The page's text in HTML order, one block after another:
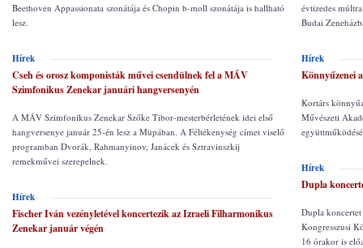
Beethoven Appassionata szonátája és Chopin b-moll szonátája is hallható
lesz.
Hírek
Cseh és orosz komponisták művei csendülnek fel a MÁV
Szimfonikus Zenekar januári hangversenyén
A MÁV Szimfonikus Zenekar Szőke Tibor-mesterbérletének idei első
hangversenye január 25-én lesz a Müpában. A Féltékenység címet viselő
programban Dvorák, Rahmanyinov, Janácek és Sztravinszkij
remekművei szerepelnek.
Hírek
Fischer Iván vezényletével koncertezik az Izraeli Filharmonikus
Zenekar január végén
évtizedes
Budai
Hírek
Könnyűzenei
Kortárs
Művészeti
Hírek
Dupla
Dupla
Kongresszusi
16 órakor is